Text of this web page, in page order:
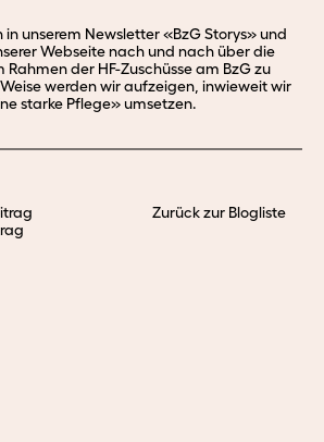
in unserem Newsletter «BzG Storys» und
Webseite nach und nach über die
Rahmen der HF-Zuschüsse am BzG zu
werden wir aufzeigen, inwieweit wir
starke Pflege» umsetzen.
Zurück zur Blogliste